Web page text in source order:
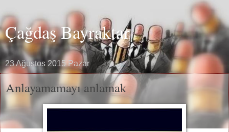
Çağdaş Bayraktar
23 Ağustos 2015 Pazar
Anlayamamayı anlamak